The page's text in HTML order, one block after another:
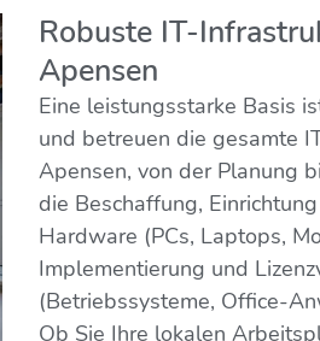
Robuste IT-
Apensen
Eine leistungsstarke Basis
und betreuen die gesamte
Apensen, von der Planung
die Beschaffung,
Hardware (PCs, Laptops,
Implementierung und
(Betriebssysteme, Office-
Ob Sie Ihre lokalen